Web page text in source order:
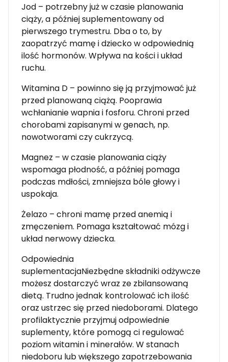
Jod – potrzebny już w czasie planowania
ciąży, a później suplementowany od
pierwszego trymestru. Dba o to, by
zaopatrzyć mamę i dziecko w odpowiednią
ilość hormonów. Wpływa na kości i układ
ruchu.
Witamina D – powinno się ją przyjmować już
przed planowaną ciążą. Pooprawia
wchłanianie wapnia i fosforu. Chroni przed
chorobami zapisanymi w genach, np.
nowotworami czy cukrzycą.
Magnez – w czasie planowania ciąży
wspomaga płodność, a później pomaga
podczas mdłości, zmniejsza bóle głowy i
uspokaja.
Żelazo – chroni mamę przed anemią i
zmęczeniem. Pomaga kształtować mózg i
układ nerwowy dziecka.
Odpowiednia
suplementacjaNiezbędne składniki odżywcze
możesz dostarczyć wraz ze zbilansowaną
dietą. Trudno jednak kontrolować ich ilość
oraz ustrzec się przed niedoborami. Dlatego
profilaktycznie przyjmuj odpowiednie
suplementy, które pomogą ci regulować
poziom witamin i minerałów. W stanach
niedoboru lub większego zapotrzebowania